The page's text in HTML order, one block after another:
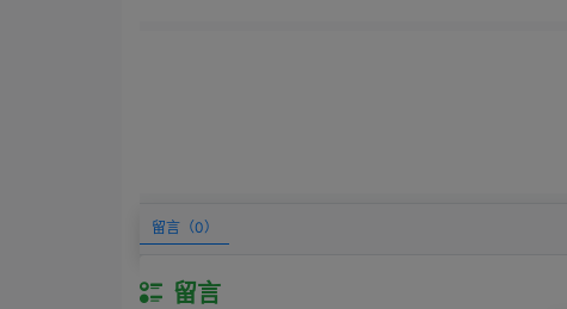
留言（0）
留言